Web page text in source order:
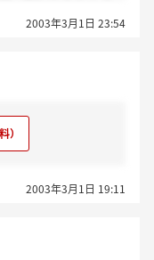
の特許無効になり
は楽しかったで
たと痛感したし
2003年3月1日 23:54
だ納得できる）
2003年3月1日 19:11